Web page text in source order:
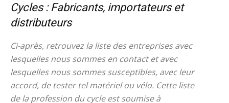
Cycles : Fabricants, importateurs et
distributeurs
Ci-après, retrouvez la liste des entreprises avec
lesquelles nous sommes en contact et avec
lesquelles nous sommes susceptibles, avec leur
accord, de tester tel matériel ou vélo. Cette liste
de la profession du cycle est soumise à